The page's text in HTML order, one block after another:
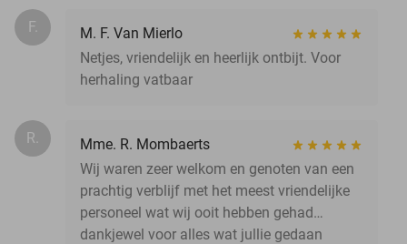
F.
M. F. Van Mierlo
Netjes, vriendelijk en heerlijk ontbijt. Voor
herhaling vatbaar
R.
Mme. R. Mombaerts
Wij waren zeer welkom en genoten van een
prachtig verblijf met het meest vriendelijke
personeel wat wij ooit hebben gehad…
dankjewel voor alles wat jullie gedaan